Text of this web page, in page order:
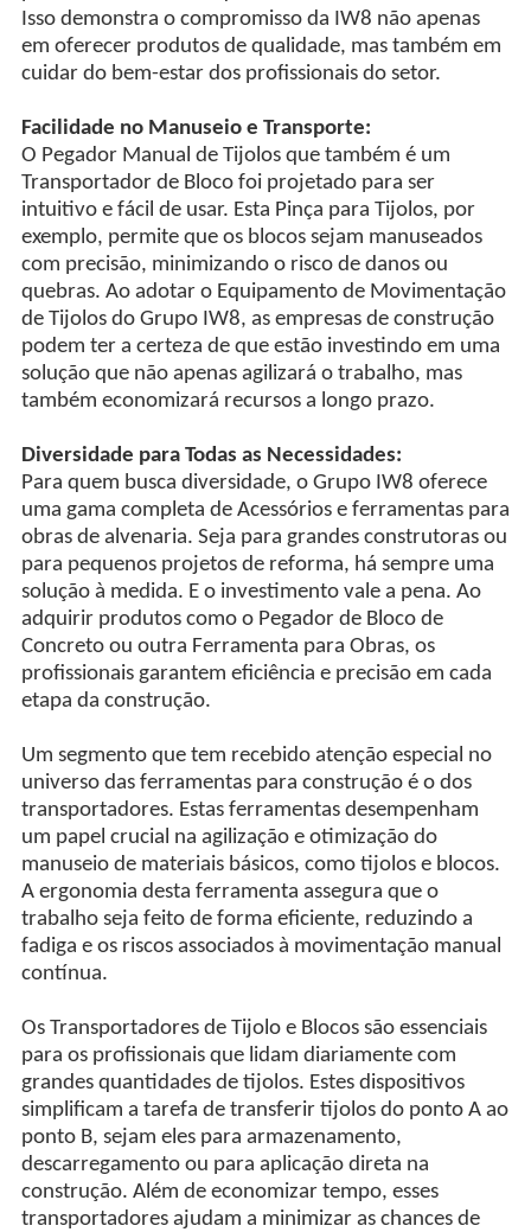
Isso demonstra o compromisso da IW8 não apenas
em oferecer produtos de qualidade, mas também em
cuidar do bem-estar dos profissionais do setor.
Facilidade no Manuseio e Transporte:
O Pegador Manual de Tijolos que também é um
Transportador de Bloco foi projetado para ser
intuitivo e fácil de usar. Esta Pinça para Tijolos, por
exemplo, permite que os blocos sejam manuseados
com precisão, minimizando o risco de danos ou
quebras. Ao adotar o Equipamento de Movimentação
de Tijolos do Grupo IW8, as empresas de construção
podem ter a certeza de que estão investindo em uma
solução que não apenas agilizará o trabalho, mas
também economizará recursos a longo prazo.
Diversidade para Todas as Necessidades:
Para quem busca diversidade, o Grupo IW8 oferece
uma gama completa de Acessórios e ferramentas para
obras de alvenaria. Seja para grandes construtoras ou
para pequenos projetos de reforma, há sempre uma
solução à medida. E o investimento vale a pena. Ao
adquirir produtos como o Pegador de Bloco de
Concreto ou outra Ferramenta para Obras, os
profissionais garantem eficiência e precisão em cada
etapa da construção.
Um segmento que tem recebido atenção especial no
universo das ferramentas para construção é o dos
transportadores. Estas ferramentas desempenham
um papel crucial na agilização e otimização do
manuseio de materiais básicos, como tijolos e blocos.
A ergonomia desta ferramenta assegura que o
trabalho seja feito de forma eficiente, reduzindo a
fadiga e os riscos associados à movimentação manual
contínua.
Os Transportadores de Tijolo e Blocos são essenciais
para os profissionais que lidam diariamente com
grandes quantidades de tijolos. Estes dispositivos
simplificam a tarefa de transferir tijolos do ponto A ao
ponto B, sejam eles para armazenamento,
descarregamento ou para aplicação direta na
construção. Além de economizar tempo, esses
transportadores ajudam a minimizar as chances de